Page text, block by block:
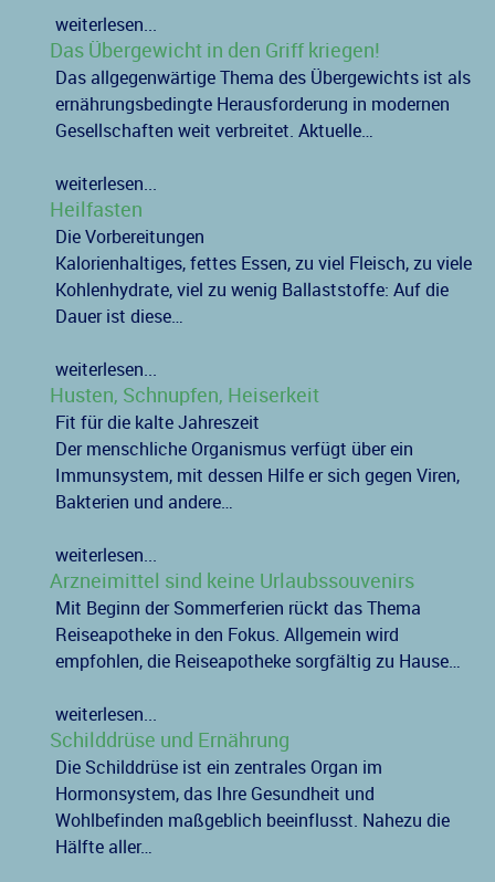
weiterlesen...
Das Übergewicht in den Griff kriegen!
Das allgegenwärtige Thema des Übergewichts ist als
ernährungsbedingte Herausforderung in modernen
Gesellschaften weit verbreitet. Aktuelle…
weiterlesen...
Heilfasten
Die Vorbereitungen
Kalorienhaltiges, fettes Essen, zu viel Fleisch, zu viele
Kohlenhydrate, viel zu wenig Ballaststoffe: Auf die
Dauer ist diese…
weiterlesen...
Husten, Schnupfen, Heiserkeit
Fit für die kalte Jahreszeit
Der menschliche Organismus verfügt über ein
Immunsystem, mit dessen Hilfe er sich gegen Viren,
Bakterien und andere…
weiterlesen...
Arzneimittel sind keine Urlaubssouvenirs
Mit Beginn der Sommerferien rückt das Thema
Reiseapotheke in den Fokus. Allgemein wird
empfohlen, die Reiseapotheke sorgfältig zu Hause…
weiterlesen...
Schilddrüse und Ernährung
Die Schilddrüse ist ein zentrales Organ im
Hormonsystem, das Ihre Gesundheit und
Wohlbefinden maßgeblich beeinflusst. Nahezu die
Hälfte aller…